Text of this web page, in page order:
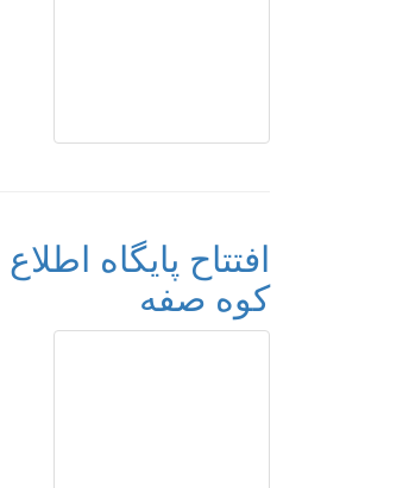
افتتاح پایگاه
کوه صفه